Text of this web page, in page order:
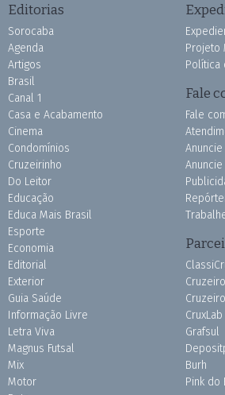
Editorias
Sorocaba
Agenda
Artigos
Brasil
Canal 1
Casa e Acabamento
Cinema
Condomínios
Cruzeirinho
Do Leitor
Educação
Educa Mais Brasil
Esporte
Economia
Editorial
Exterior
Guia Saúde
Informação Livre
Letra Viva
Magnus Futsal
Mix
Motor
Projeto
Política
Fale
Fale
CruxLab
Grafsul
Burh
Pink do